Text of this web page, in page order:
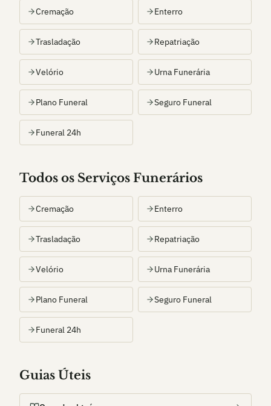
Cremação Enterro
Trasladação Repatriação
Velório Urna Funerária
Plano Funeral Seguro Funeral
Funeral 24h
Todos os Serviços Funerários
Cremação Enterro
Trasladação Repatriação
Velório Urna Funerária
Plano Funeral Seguro Funeral
Funeral 24h
Guias Úteis